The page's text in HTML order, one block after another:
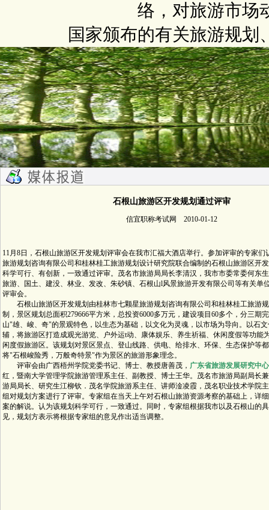
络，对旅游市场
国家颁布的有关旅游规划
石根山旅游区开发规划通过评审
信宜职称考试网 2010-01-12
11月8日，石根山旅游区开发规划评审会在我市汇福大酒店举行。参加评审的专家们
旅游规划咨询有限公司和桂林桂工旅游规划设计研究院联合编制的石根山旅游区开
科学可行、有创新，一致通过评审。茂名市旅游局局长李清汉，我市市委常委何东
旅游、国土、建没、林业、发改、朱砂镇、石根山l风景旅游开发有限公司等有关单
评审会。
石根山旅游区开发规划由桂林市七颗星旅游规划咨询有限公司和桂林桂工旅游
制，景区规划总面积279666平方米，总投资6000多万元，建设项目60多个，分三期
山"雄、峻、奇"的景观特色，以生态为基础，以文化为灵魂，以市场为导向。以石
辅，将旅游区打造成观光游览、户外运t动、康体娱乐、养生祈福、休闲度假等功能
闲度假旅游区。该规划对景区景点、登山线路、供电、给排水、环保、生态保护等
将"石根峻险秀，万般奇特景"作为景区的旅游形象理念。
评审会由广西梧州学院党委书记、博士、教授唐善茂， 广东省旅游发展研究中心
红，暨南大学管理学院旅游管理系主任、副教授、博士王华。茂名市旅游局副局长
游局局长、研究生江柳钦．茂名学院旅游系主任、讲师淦凌霞，茂名职业技术学院
组对规划方案进行了评审。专家组在当天上午对石根山旅游资源考察的基础上，详
案的解说。认为该规划科学可行，一致通过。同时，专家组根据我市以及石根山的
见，规划方表示将根据专家组的意见作出适当调整。